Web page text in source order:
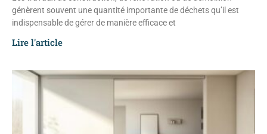
génèrent souvent une quantité importante de déchets qu’il est
indispensable de gérer de manière efficace et
Lire l'article